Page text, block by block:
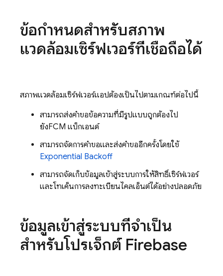
ข้อกำหนดสำหรับสภาพ
แวดล้อมเซิร์ฟเวอร์ที่เชื่อถือได้
สภาพแวดล้อมเซิร์ฟเวอร์แอปต้องเป็นไปตามเกณฑ์ต่อไปนี้
สามารถส่งคำขอข้อความที่มีรูปแบบถูกต้องไป
ยังFCM แบ็กเอนด์
สามารถจัดการคำขอและส่งคำขออีกครั้งโดยใช้
Exponential Backoff
สามารถจัดเก็บข้อมูลเข้าสู่ระบบการให้สิทธิ์เซิร์ฟเวอร์
และโทเค็นการลงทะเบียนไคลเอ็นต์ได้อย่างปลอดภัย
ข้อมูลเข้าสู่ระบบที่จำเป็น
สำหรับโปรเจ็กต์ Firebase